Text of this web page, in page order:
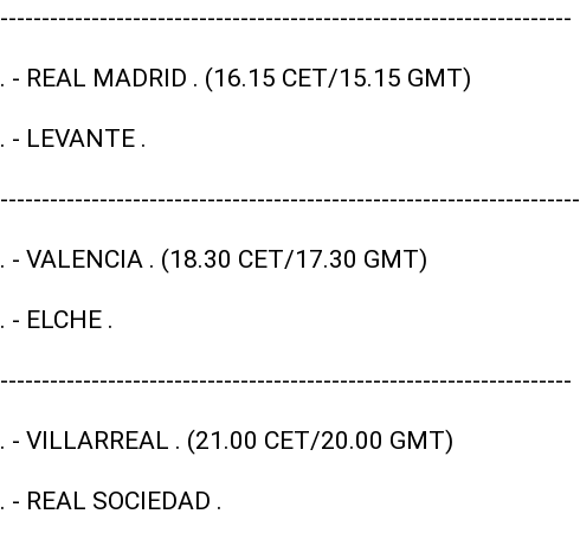
---------------------------------------------------------------------
. - REAL MADRID . (16.15 CET/15.15 GMT)
. - LEVANTE .
----------------------------------------------------------------------
. - VALENCIA . (18.30 CET/17.30 GMT)
. - ELCHE .
---------------------------------------------------------------------
. - VILLARREAL . (21.00 CET/20.00 GMT)
. - REAL SOCIEDAD .